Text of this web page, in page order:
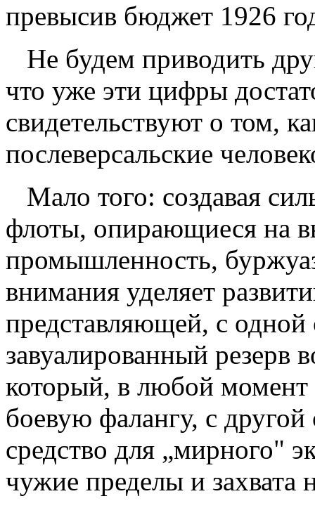
превысив бюджет 1926
Не будем приводить
что уже эти цифры
свидетельствуют о том,
послеверсальские
Мало того: создавая
флоты, опирающиеся на
промышленность,
внимания уделяет
представляющей, с
завуалированный
который, в любой момент
боевую фалангу, с
средство для „мирного"
чужие пределы и захвата